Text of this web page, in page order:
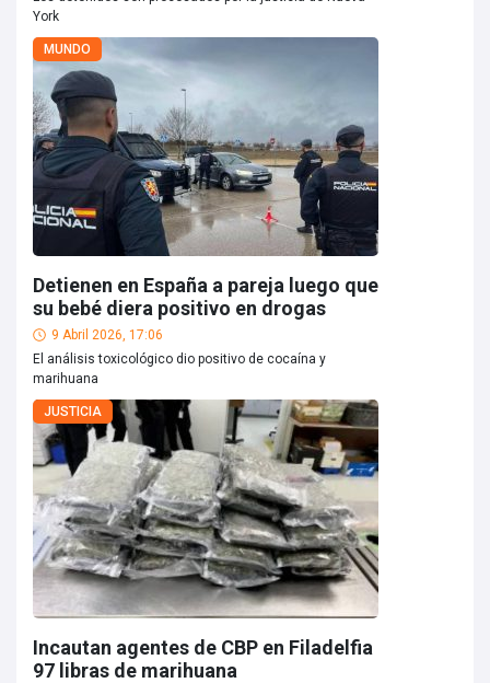
York
MUNDO
Detienen en España a pareja luego que
su bebé diera positivo en drogas
9 Abril 2026, 17:06
El análisis toxicológico dio positivo de cocaína y
marihuana
JUSTICIA
Incautan agentes de CBP en Filadelfia
97 libras de marihuana